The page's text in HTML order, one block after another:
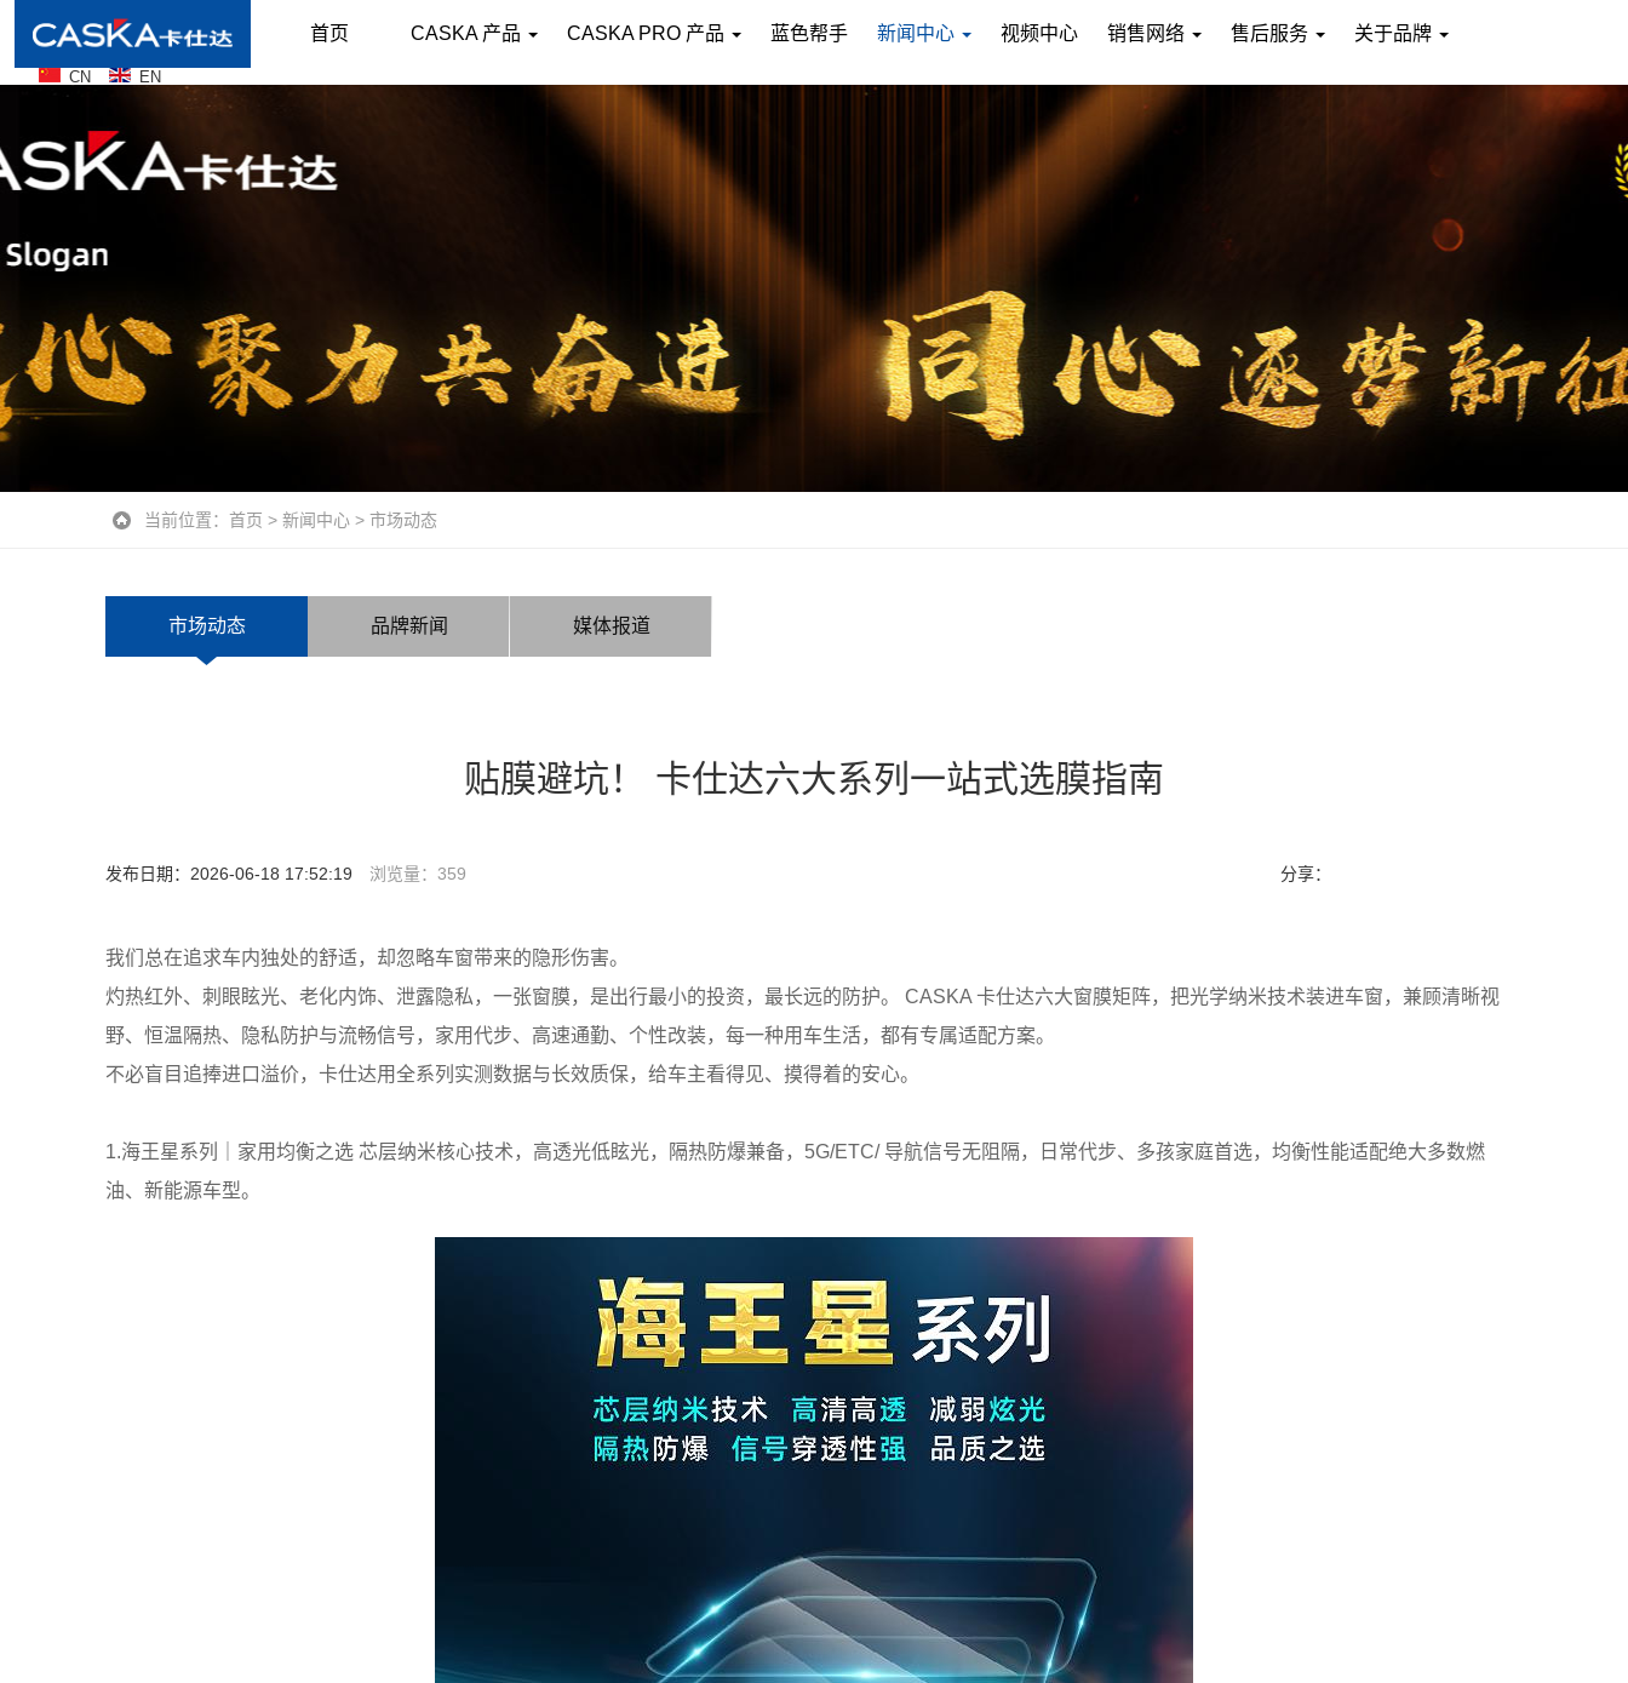
首页 CASKA 产品 CASKA PRO 产品 蓝色帮手 新闻中心 视频中心 销售网络 售后服务 关于品牌
CN EN
当前位置： 首页 > 新闻中心 > 市场动态
市场动态 品牌新闻 媒体报道
贴膜避坑！ 卡仕达六大系列一站式选膜指南
发布日期：2026-06-18 17:52:19 浏览量： 359 分享：
我们总在追求车内独处的舒适，却忽略车窗带来的隐形伤害。
灼热红外、刺眼眩光、老化内饰、泄露隐私，一张窗膜，是出行最小的投资，最长远的防护。 CASKA 卡仕达六大窗膜矩阵，把光学纳米技术装进车窗，兼顾清晰视
野、恒温隔热、隐私防护与流畅信号，家用代步、高速通勤、个性改装，每一种用车生活，都有专属适配方案。
不必盲目追捧进口溢价，卡仕达用全系列实测数据与长效质保，给车主看得见、摸得着的安心。
1.海王星系列｜家用均衡之选 芯层纳米核心技术，高透光低眩光，隔热防爆兼备，5G/ETC/ 导航信号无阻隔，日常代步、多孩家庭首选，均衡性能适配绝大多数燃
油、新能源车型。